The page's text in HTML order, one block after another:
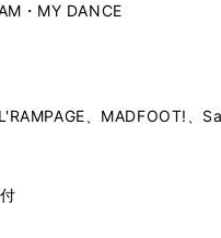
・MY DANCE
、MADFOOT!、